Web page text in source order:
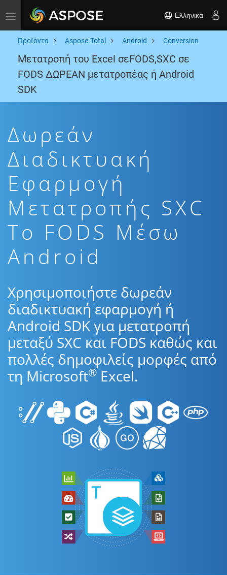
Toggle navigation Ελληνικά
Προϊόντα Aspose.Total Android Conversion
Μετατροπή του Excel σεFODS,SXC σε
FODS ΔΩΡΕΑΝ μετατροπέας ή Android
SDK
Δωρεάν
Διαδικτυακή
Εφαρμογή
Μετατροπής SXC
To FODS Μέσω
Android
Χρησιμοποιήστε δωρεάν
διαδικτυακή εφαρμογή ή
Android SDK για μετατροπή
μεταξύ SXC και FODS καθώς και
πολλές δημοφιλείς μορφές από
τη Microsoft® Excel.